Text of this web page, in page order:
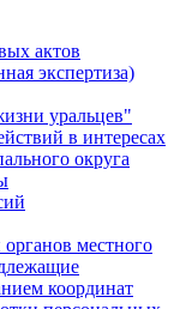
актов
экспертиза)
уральцев"
в интересах
округа
местного
координат